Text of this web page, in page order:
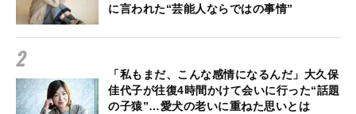
に言われた“芸能人ならではの事情”
「私もまだ、こんな感情になるんだ」大久保
佳代子が往復4時間かけて会いに行った“話題
の子猿”…愛犬の老いに重ねた思いとは